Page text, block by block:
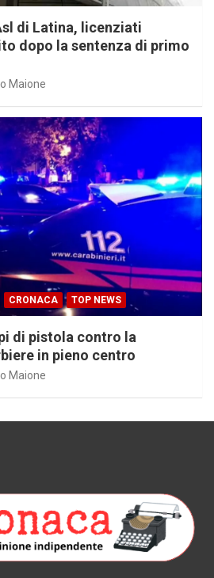
di Latina, licenziati
dopo la sentenza di primo
Maione
CRONACA TOP NEWS
di pistola contro la
in pieno centro
Maione